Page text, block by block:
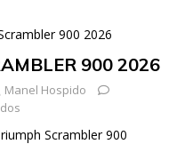
900 2026
Manel Hospido
Scrambler 900